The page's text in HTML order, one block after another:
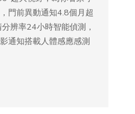
門前異動通知4.8個月超
辨率24小時智能偵測，
通知搭載人體感應感測